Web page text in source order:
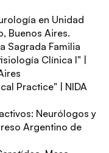
en Unidad
Buenos Aires.
Sagrada Familia
Clínica I" |
Practice" | NIDA
Neurólogos y
Argentino de